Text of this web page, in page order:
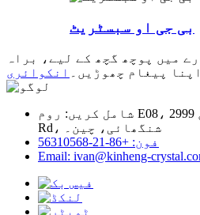
بی جی او سبسٹریٹ
میں پوچھ گچھ کے لیے، براہ
پیغام چھوڑیں۔
انکوائری
شامل کریں: روم E08، بلڈنگ 19، لین 2999، Hutai
Rd، شنگھائی، چین۔
فون: +86-21-56310568
Email: ivan@kinheng-